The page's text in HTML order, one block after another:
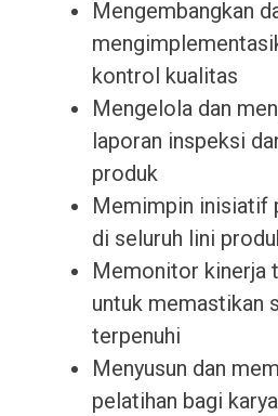
Mengembangkan
kontrol kualitas
Mengelola dan
laporan inspeksi
produk
Memimpin inisiatif
di seluruh lini
Memonitor kinerja
untuk memastikan
terpenuhi
Menyusun dan
pelatihan bagi